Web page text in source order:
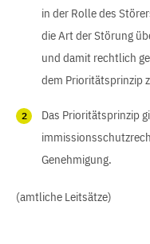
in der Rolle des
die Art der Störung
und damit rechtlich
dem Prioritätsprinzip
Das Prioritätsprinzip
Genehmigung.
(amtliche Leitsätze)